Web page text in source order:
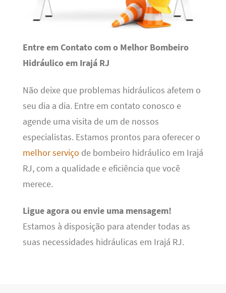
Entre em Contato com o Melhor Bombeiro
Hidráulico em Irajá RJ
Não deixe que problemas hidráulicos afetem o
seu dia a dia. Entre em contato conosco e
agende uma visita de um de nossos
especialistas. Estamos prontos para oferecer o
melhor serviço de bombeiro hidráulico em Irajá
RJ, com a qualidade e eficiência que você
merece.
Ligue agora ou envie uma mensagem!
Estamos à disposição para atender todas as
suas necessidades hidráulicas em Irajá RJ.